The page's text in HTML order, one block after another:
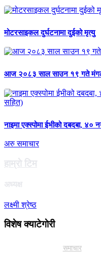
मोटरसाइकल दुर्घटनामा दुईको मृत्यु
आज २०८३ साल साउन १९ गते
नाइमा एक्स्पोमा ईभीको दबदबा, ४०
अरु समाचार
हाम्राे टिम
अध्यक्ष
लक्ष्मी श्रेष्ठ
विशेष क्याटेगाेरी
समाचार